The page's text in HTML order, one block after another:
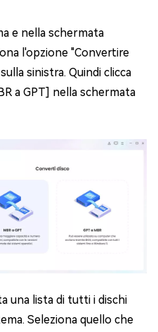
e nella schermata
l'opzione "Convertire
sinistra. Quindi clicca
a GPT] nella schermata
una lista di tutti i dischi
Seleziona quello che